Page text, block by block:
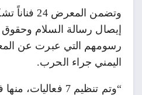
وتضمن
إيصال رسالة السلام
رسومهم التي عبرت عن
اليمني جراء الحرب.
“وتم تنظيم 7